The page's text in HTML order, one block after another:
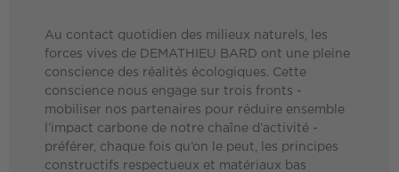
Au contact quotidien des milieux naturels, les
forces vives de DEMATHIEU BARD ont une pleine
conscience des réalités écologiques. Cette
conscience nous engage sur trois fronts -
mobiliser nos partenaires pour réduire ensemble
l’impact carbone de notre chaîne d’activité -
préférer, chaque fois qu’on le peut, les principes
constructifs respectueux et matériaux bas